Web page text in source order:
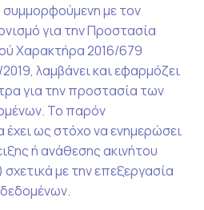
με τον
για την Προστασία
Χαρακτήρα 2016/679
λαμβάνει και εφαρμόζει
για την προστασία των
Το παρόν
ως στόχο να ενημερώσει
ή ανάθεσης ακινήτου
με την επεξεργασία